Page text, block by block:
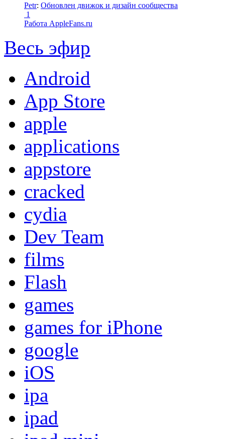
Petr: Обновлен движок и дизайн сообщества
1
Работа AppleFans.ru
Весь эфир
Android
App Store
apple
applications
appstore
cracked
cydia
Dev Team
films
Flash
games
games for iPhone
google
iOS
ipa
ipad